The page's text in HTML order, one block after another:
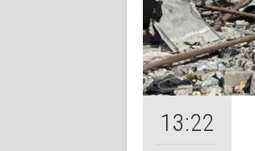
13:22